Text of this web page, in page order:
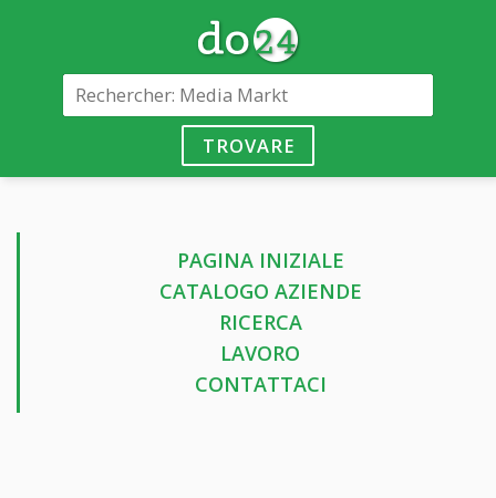
TROVARE
PAGINA INIZIALE
CATALOGO AZIENDE
RICERCA
LAVORO
CONTATTACI